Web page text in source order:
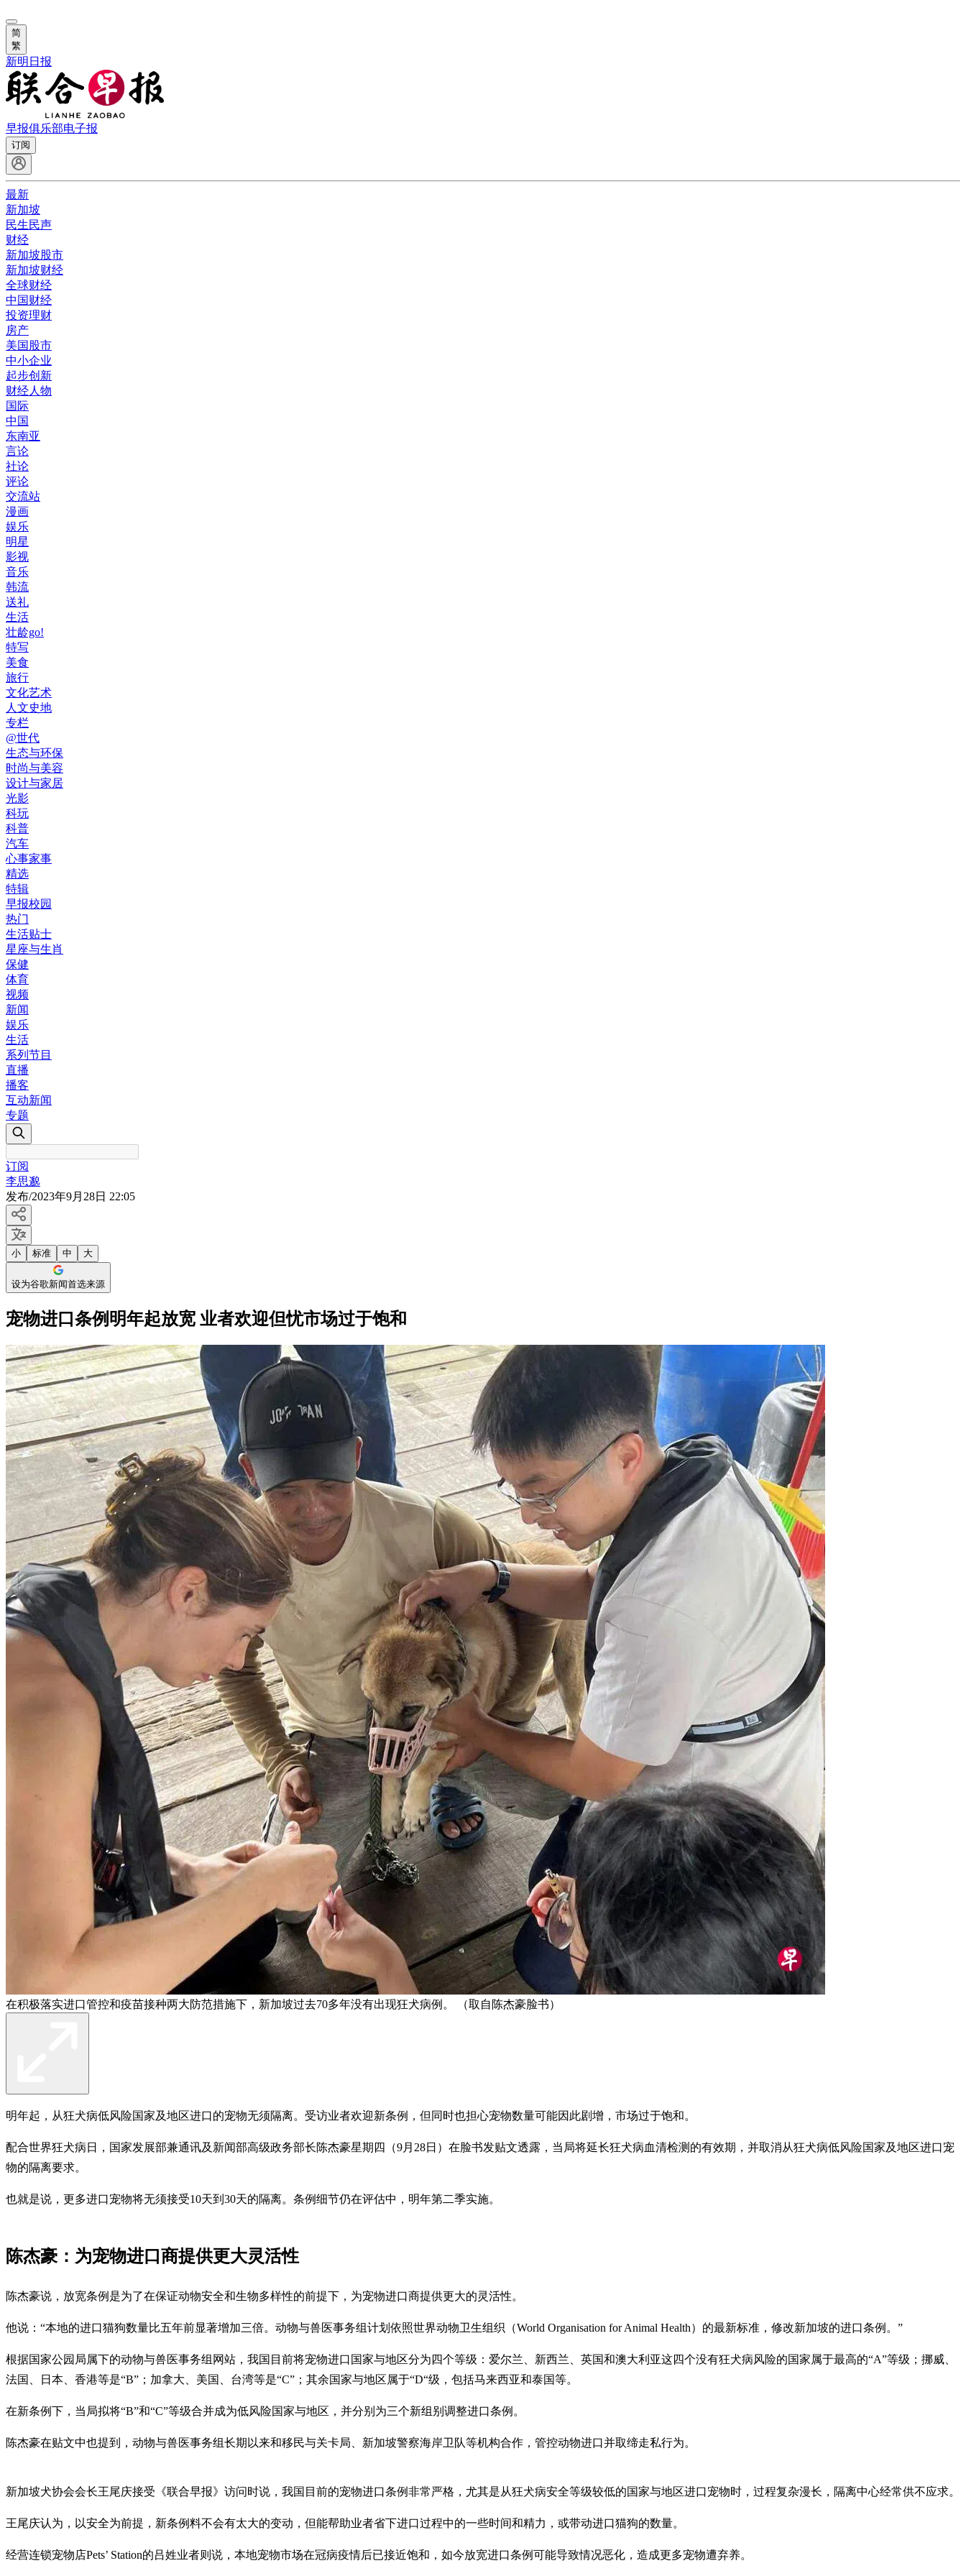
简
繁
新明日报
早报俱乐部电子报
订阅
最新
新加坡
民生民声
财经
新加坡股市
新加坡财经
全球财经
中国财经
投资理财
房产
美国股市
中小企业
起步创新
财经人物
国际
中国
东南亚
言论
社论
评论
交流站
漫画
娱乐
明星
影视
音乐
韩流
送礼
生活
壮龄go!
特写
美食
旅行
文化艺术
人文史地
专栏
@世代
生态与环保
时尚与美容
设计与家居
光影
科玩
科普
汽车
心事家事
精选
特辑
早报校园
热门
生活贴士
星座与生肖
保健
体育
视频
新闻
娱乐
生活
系列节目
直播
播客
互动新闻
专题
订阅
李思邈
发布/2023年9月28日 22:05
小 标准 中 大
设为谷歌新闻首选来源
宠物进口条例明年起放宽 业者欢迎但忧市场过于饱和
在积极落实进口管控和疫苗接种两大防范措施下，新加坡过去70多年没有出现狂犬病例。 （取自陈杰豪脸书）
明年起，从狂犬病低风险国家及地区进口的宠物无须隔离。受访业者欢迎新条例，但同时也担心宠物数量可能因此剧增，市场过于饱和。
配合世界狂犬病日，国家发展部兼通讯及新闻部高级政务部长陈杰豪星期四（9月28日）在脸书发贴文透露，当局将延长狂犬病血清检测的有效期，并取消从狂犬病低风险国家及地区进口宠
物的隔离要求。
也就是说，更多进口宠物将无须接受10天到30天的隔离。条例细节仍在评估中，明年第二季实施。
陈杰豪：为宠物进口商提供更大灵活性
陈杰豪说，放宽条例是为了在保证动物安全和生物多样性的前提下，为宠物进口商提供更大的灵活性。
他说：“本地的进口猫狗数量比五年前显著增加三倍。动物与兽医事务组计划依照世界动物卫生组织（World Organisation for Animal Health）的最新标准，修改新加坡的进口条例。”
根据国家公园局属下的动物与兽医事务组网站，我国目前将宠物进口国家与地区分为四个等级：爱尔兰、新西兰、英国和澳大利亚这四个没有狂犬病风险的国家属于最高的“A”等级；挪威、
法国、日本、香港等是“B”；加拿大、美国、台湾等是“C”；其余国家与地区属于“D“级，包括马来西亚和泰国等。
在新条例下，当局拟将“B”和“C”等级合并成为低风险国家与地区，并分别为三个新组别调整进口条例。
陈杰豪在贴文中也提到，动物与兽医事务组长期以来和移民与关卡局、新加坡警察海岸卫队等机构合作，管控动物进口并取缔走私行为。
新加坡犬协会会长王尾庆接受《联合早报》访问时说，我国目前的宠物进口条例非常严格，尤其是从狂犬病安全等级较低的国家与地区进口宠物时，过程复杂漫长，隔离中心经常供不应求。
王尾庆认为，以安全为前提，新条例料不会有太大的变动，但能帮助业者省下进口过程中的一些时间和精力，或带动进口猫狗的数量。
经营连锁宠物店Pets’ Station的吕姓业者则说，本地宠物市场在冠病疫情后已接近饱和，如今放宽进口条例可能导致情况恶化，造成更多宠物遭弃养。